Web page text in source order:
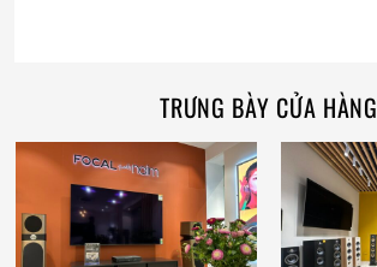
TRƯNG BÀY CỬA HÀNG